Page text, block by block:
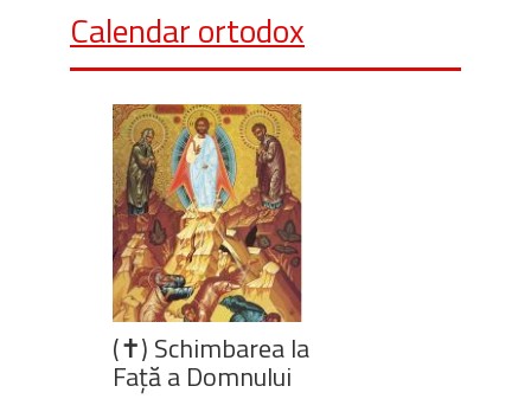
Calendar ortodox
(✝) Schimbarea la
Față a Domnului